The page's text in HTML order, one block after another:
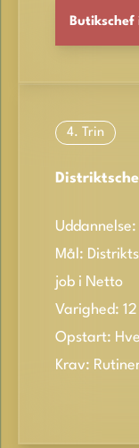
4. Trin
Mål:
job i Netto
Varighed:
Opstart:
Krav: